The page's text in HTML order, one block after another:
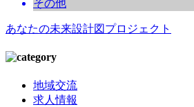
その他
あなたの未来設計図プロジェクト
地域交流
求人情報